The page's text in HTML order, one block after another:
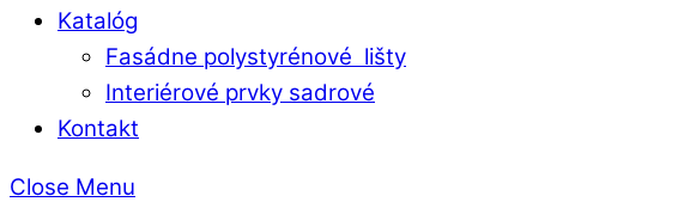
Katalóg
Fasádne polystyrénové lišty
Interiérové prvky sadrové
Kontakt
Close Menu